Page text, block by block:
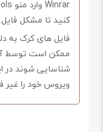
کنید تا مشکل
فایل های کرک به
ممکن است توسط
شناسایی شوند در
ویروس خود را غیر